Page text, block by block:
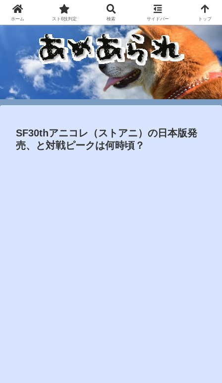
SF30thアニコレ（ストアニ）の日本版発
売、と対戦ピークは何時頃？
ホーム スト6技判定 検索 サイドバー トップ